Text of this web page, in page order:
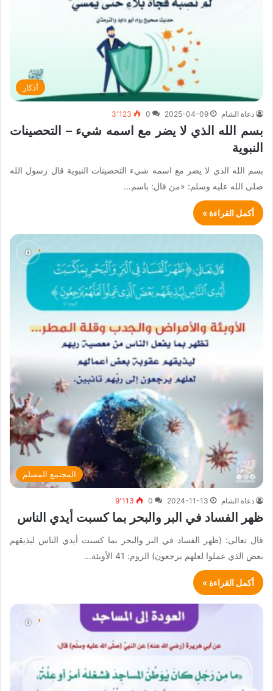
أذكار
دعاة الشام 2025-04-09
0 3٬123
بسم الله الذي لا يضر مع اسمه شيء – التحصينات
النبوية
بسم الله الذي لا يضر مع اسمه شيء التحصينات النبوية قال رسول الله
صلى الله عليه وسلم: «من قال: باسم…
أكمل القراءة »
المجتمع المسلم
دعاة الشام 2024-11-13
0 9٬113
ظهر الفساد في البر والبحر بما كسبت أيدي الناس
قال تعالى: (ظهر الفساد في البر والبحر بما كسبت أيدي الناس ليذيقهم
بعض الذي عملوا لعلهم يرجعون) الروم: 41 الأوبئة…
أكمل القراءة »